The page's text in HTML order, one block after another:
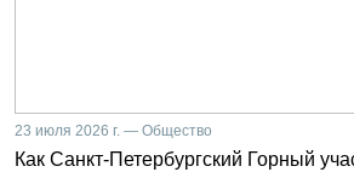
23 июля 2026 г. — Общество
Как Санкт-Петербургский Горный